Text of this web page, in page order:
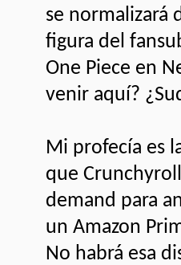
se normalizará
figura del
One Piece en
venir aquí?
Mi profecía es
que
demand para
un Amazon
No habrá esa